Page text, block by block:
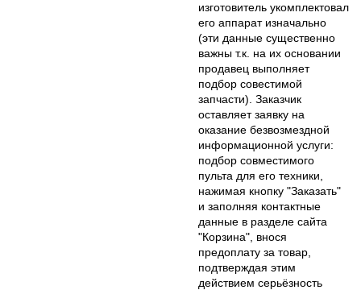
изготовитель укомплектовал
его аппарат изначально
(эти данные существенно
важны т.к. на их основании
продавец выполняет
подбор совестимой
запчасти). Заказчик
оставляет заявку на
оказание безвозмездной
информационной услуги:
подбор совместимого
пульта для его техники,
нажимая кнопку "Заказать"
и заполняя контактные
данные в разделе сайта
"Корзина", внося
предоплату за товар,
подтверждая этим
действием серьёзность